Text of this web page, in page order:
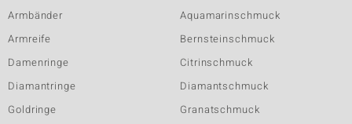
Armbänder
Armreife
Damenringe
Diamantringe
Goldringe
Aquamarinschmuck
Bernsteinschmuck
Citrinschmuck
Diamantschmuck
Granatschmuck